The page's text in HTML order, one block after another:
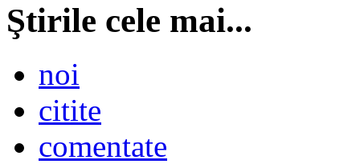
Ştirile cele mai...
noi
citite
comentate